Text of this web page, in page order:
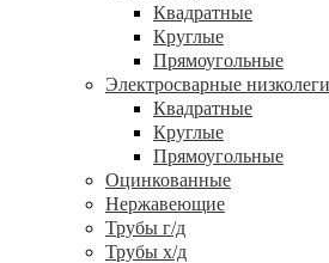
Квадратные
Круглые
Прямоугольные
Электросварные
Квадратные
Круглые
Прямоугольные
Оцинкованные
Нержавеющие
Трубы г/д
Трубы х/д